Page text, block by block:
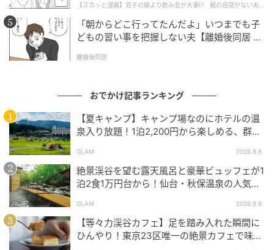
食器やインテリア雑貨を手がける「マルヒロ」など、
約30の日本ブランドが集結。
【スカッと漫画】双子の娘より飲み会が大事!? 親の自覚がない夫を
懲らしめた話
「朝からどこ行ってたんだよ」いつまでも子
どもの習い事を把握しない夫【離婚後同居 Vo
離婚後同居
おでかけ記事ランキング
【夏キャンプ】キャンプ場なのにホテルの温
泉入り放題！1泊2,200円から楽しめる、群馬
GLAM 2026.8.8
絶景渓谷を望む露天風呂と豪華ビュッフェが1
泊2食1万円台から！仙台・秋保温泉の人気コ
GLAM 2026.8.8
【等々力渓谷カフェ】足を踏み入れた瞬間に
ひんやり！東京23区唯一の絶景カフェで味わ